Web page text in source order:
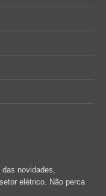
novidades,
elétrico. Não perca